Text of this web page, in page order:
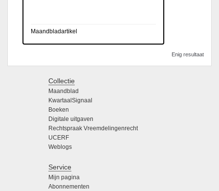
Maandbladartikel
Enig resultaat
Collectie
Maandblad
KwartaalSignaal
Boeken
Digitale uitgaven
Rechtspraak Vreemdelingenrecht
UCERF
Weblogs
Service
Mijn pagina
Abonnementen